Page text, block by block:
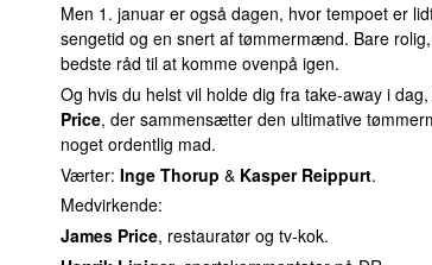
Men 1. januar er også dagen, hvor tempoet er
sengetid og en snert af tømmermænd. Bare
bedste råd til at komme ovenpå igen.
Og hvis du helst vil holde dig fra take-away i
Price, der sammensætter den ultimative
noget ordentlig mad.
Værter: Inge Thorup & Kasper Reippurt.
Medvirkende:
James Price, restauratør og tv-kok.